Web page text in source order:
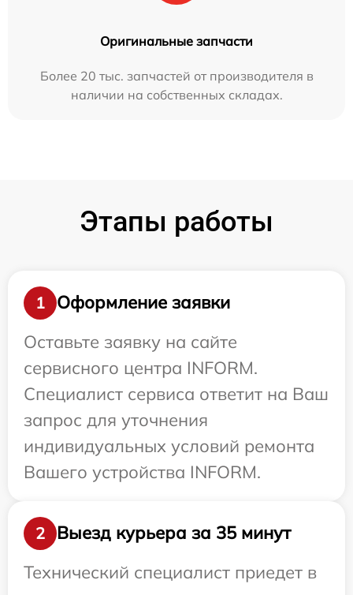
Оригинальные запчасти
Более 20 тыс. запчастей от производителя в
наличии на собственных складах.
Этапы работы
1
Оформление заявки
Оставьте заявку на сайте
сервисного центра INFORM.
Специалист сервиса ответит на Ваш
запрос для уточнения
индивидуальных условий ремонта
Вашего устройства INFORM.
2
Выезд курьера за 35 минут
Технический специалист приедет в